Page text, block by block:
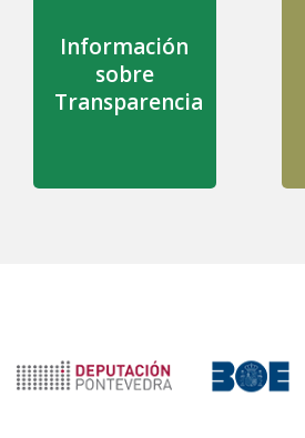
Información
sobre
Transparencia